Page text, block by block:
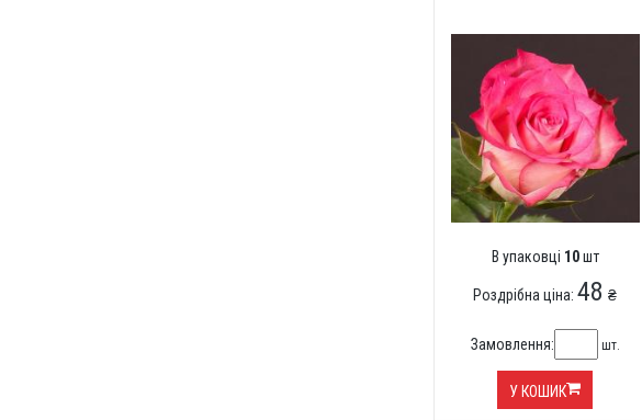
В упаковці 10шт
Роздрібна ціна:48 ₴
Замовлення: шт.
У КОШИК